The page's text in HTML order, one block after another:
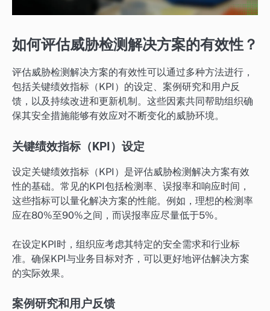
如何评估威胁检测解决方案的有效性？
评估威胁检测解决方案的有效性可以通过多种方法进行，
包括关键绩效指标（KPI）的设定、案例研究和用户反
馈，以及持续改进和更新机制。这些因素共同帮助组织确
保其安全措施能够有效应对不断变化的威胁环境。
关键绩效指标（KPI）设定
设定关键绩效指标（KPI）是评估威胁检测解决方案有效
性的基础。常见的KPI包括检测率、误报率和响应时间，
这些指标可以量化解决方案的性能。例如，理想的检测率
应在80%至90%之间，而误报率应尽量低于5%。
在设定KPI时，组织应考虑其特定的安全需求和行业标
准。确保KPI与业务目标对齐，可以更好地评估解决方案
的实际效果。
案例研究和用户反馈